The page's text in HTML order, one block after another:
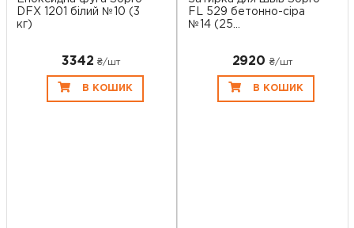
DFX 1201 білий №10 (3
кг)
3342 ₴/шт
В КОШИК
FL 529 бетонно-сіра
№14 (25...
2920 ₴/шт
В КОШИК